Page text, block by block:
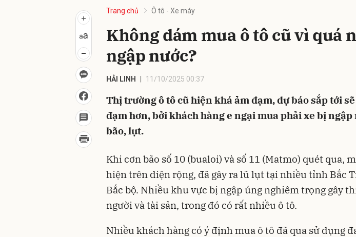
Trang chủ Ô tô - Xe máy
Không dám mua ô tô cũ vì quá
ngập nước?
HẢI LINH 11/10/2025 00:37
Thị trường ô tô cũ hiện khá ảm đạm, dự báo sắp tới
đạm hơn, bởi khách hàng e ngại mua phải xe bị ngập
bão, lụt.
Khi cơn bão số 10 (bualoi) và số 11 (Matmo) quét qua,
hiện trên diện rộng, đã gây ra lũ lụt tại nhiều tỉnh Bắc
Bắc bộ. Nhiều khu vực bị ngập úng nghiêm trọng gây
người và tài sản, trong đó có rất nhiều ô tô.
Nhiều khách hàng có ý định mua ô tô đã qua sử dụng